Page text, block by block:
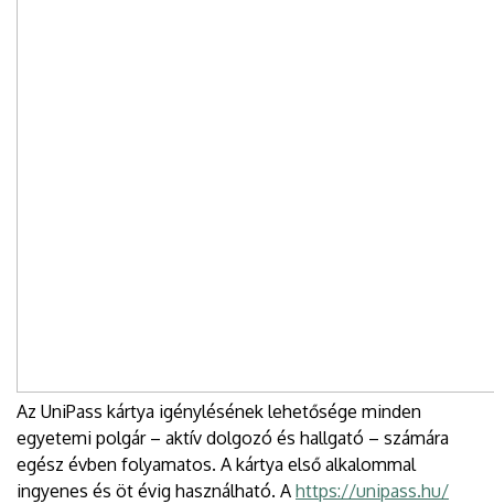
Az UniPass kártya igénylésének lehetősége minden
egyetemi polgár – aktív dolgozó és hallgató – számára
egész évben folyamatos. A kártya első alkalommal
ingyenes és öt évig használható. A https://unipass.hu/